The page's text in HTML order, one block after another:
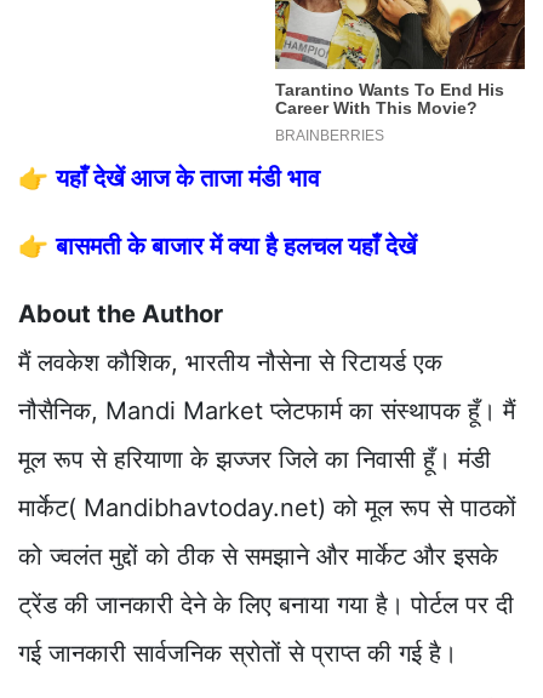
👉यहाँ देखें आज के ताजा मंडी भाव
👉बासमती के बाजार में क्या है हलचल यहाँ देखें
About the Author
मैं लवकेश कौशिक, भारतीय नौसेना से रिटायर्ड एक
नौसैनिक, Mandi Market प्लेटफार्म का संस्थापक हूँ। मैं
मूल रूप से हरियाणा के झज्जर जिले का निवासी हूँ। मंडी
मार्केट( Mandibhavtoday.net) को मूल रूप से पाठकों
को ज्वलंत मुद्दों को ठीक से समझाने और मार्केट और इसके
ट्रेंड की जानकारी देने के लिए बनाया गया है। पोर्टल पर दी
गई जानकारी सार्वजनिक स्रोतों से प्राप्त की गई है।